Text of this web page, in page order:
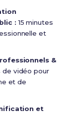
: 15 minutes
et
&
de vidéo pour
et de
et